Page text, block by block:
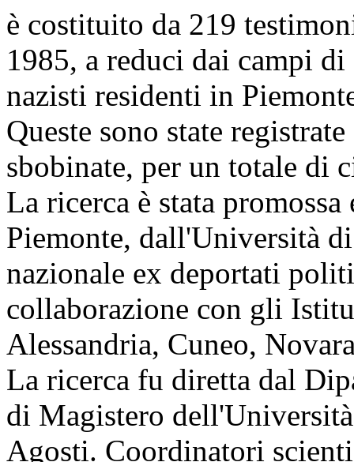
è costituito da 219
1985, a reduci dai campi
nazisti residenti in
Queste sono state
sbobinate, per un totale di
La ricerca è stata
Piemonte, dall'Università
nazionale ex deportati
collaborazione con gli
Alessandria, Cuneo,
La ricerca fu diretta dal
di Magistero
Agosti. Coordinatori